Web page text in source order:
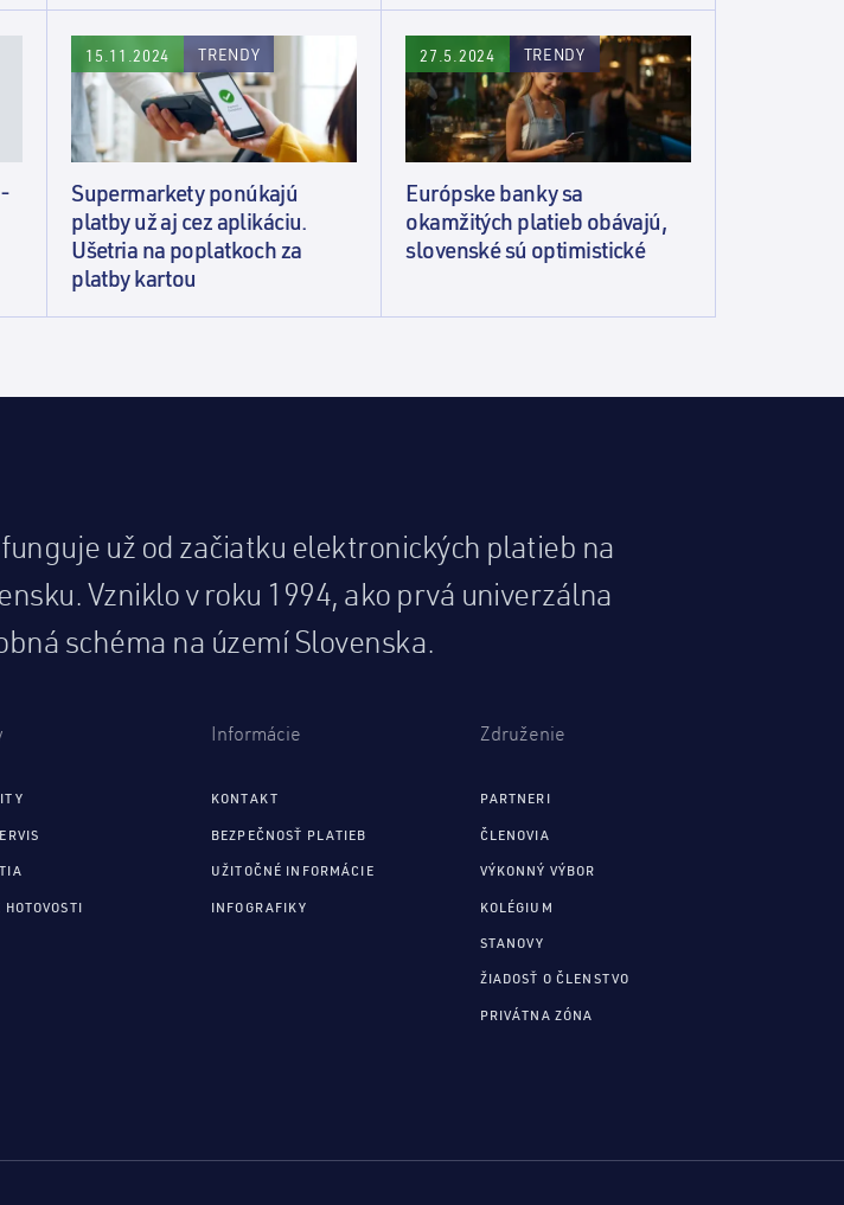
15.11.2024 TRENDY
Supermarkety ponúkajú
platby už aj cez aplikáciu.
Ušetria na poplatkoch za
platby kartou
27.5.2024 TRENDY
Európske banky sa
okamžitých platieb obávajú,
slovenské sú optimistické
už od začiatku elektronických platieb na
Vzniklo v roku 1994, ako prvá univerzálna
schéma na území Slovenska.
HOTOVOSTI
Informácie
KONTAKT
BEZPEČNOSŤ PLATIEB
UŽITOČNÉ INFORMÁCIE
INFOGRAFIKY
Združenie
PARTNERI
ČLENOVIA
VÝKONNÝ VÝBOR
KOLÉGIUM
STANOVY
ŽIADOSŤ O ČLENSTVO
PRIVÁTNA ZÓNA